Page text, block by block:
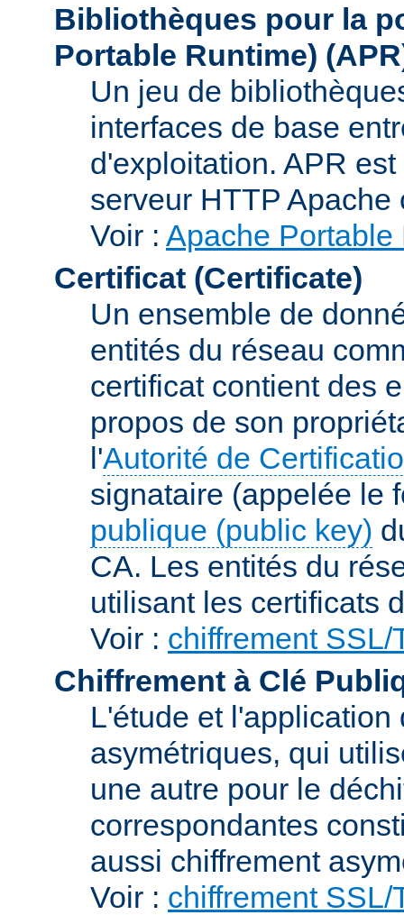
Bibliothèques pour la
Portable Runtime)
Un jeu de
interfaces de base
d'exploitation. APR
serveur HTTP
Voir : Apache
Certificat (Certificate)
Un ensemble de
entités du réseau
certificat contient des
propos de son
l'Autorité de
signataire (appelée le
publique (public key)
CA. Les entités du
utilisant les certificats
Voir : chiffrement SSL/
Chiffrement à Clé
L'étude et
asymétriques, qui
une autre pour le
correspondantes
aussi chiffrement
Voir : chiffrement SSL/